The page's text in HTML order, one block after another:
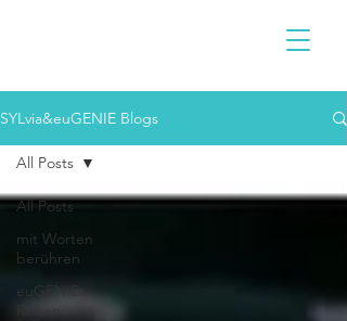
SYLvia&euGENIE Blogs
All Posts
mit Worten
berühren
euGENIEs
Reisen
All Posts